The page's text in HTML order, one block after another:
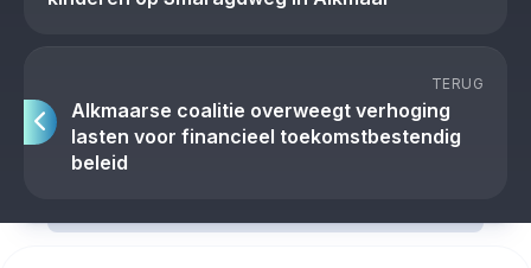
TERUG
Alkmaarse coalitie overweegt verhoging
lasten voor financieel toekomstbestendig
beleid